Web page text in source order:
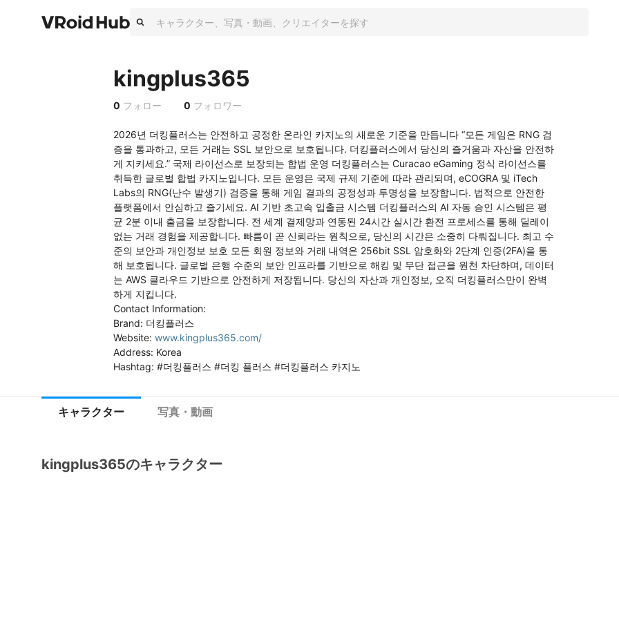
kingplus365
0 フォロー 0 フォロワー
2026년 더킹플러스는 안전하고 공정한 온라인 카지노의 새로운 기준을 만듭니다 “모든 게임은 RNG 검
증을 통과하고, 모든 거래는 SSL 보안으로 보호됩니다. 더킹플러스에서 당신의 즐거움과 자산을 안전하
게 지키세요.” 국제 라이선스로 보장되는 합법 운영 더킹플러스는 Curacao eGaming 정식 라이선스를
취득한 글로벌 합법 카지노입니다. 모든 운영은 국제 규제 기준에 따라 관리되며, eCOGRA 및 iTech
Labs의 RNG(난수 발생기) 검증을 통해 게임 결과의 공정성과 투명성을 보장합니다. 법적으로 안전한
플랫폼에서 안심하고 즐기세요. AI 기반 초고속 입출금 시스템 더킹플러스의 AI 자동 승인 시스템은 평
균 2분 이내 출금을 보장합니다. 전 세계 결제망과 연동된 24시간 실시간 환전 프로세스를 통해 딜레이
없는 거래 경험을 제공합니다. 빠름이 곧 신뢰라는 원칙으로, 당신의 시간은 소중히 다뤄집니다. 최고 수
준의 보안과 개인정보 보호 모든 회원 정보와 거래 내역은 256bit SSL 암호화와 2단계 인증(2FA)을 통
해 보호됩니다. 글로벌 은행 수준의 보안 인프라를 기반으로 해킹 및 무단 접근을 원천 차단하며, 데이터
는 AWS 클라우드 기반으로 안전하게 저장됩니다. 당신의 자산과 개인정보, 오직 더킹플러스만이 완벽
하게 지킵니다.
Contact Information:
Brand: 더킹플러스
Website: www.kingplus365.com/
Address: Korea
Hashtag: #더킹플러스 #더킹 플러스 #더킹플러스 카지노
キャラクター 写真・動画
kingplus365のキャラクター